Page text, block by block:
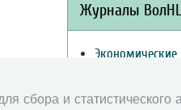
Журналы
Вопросы
сбора и статистического